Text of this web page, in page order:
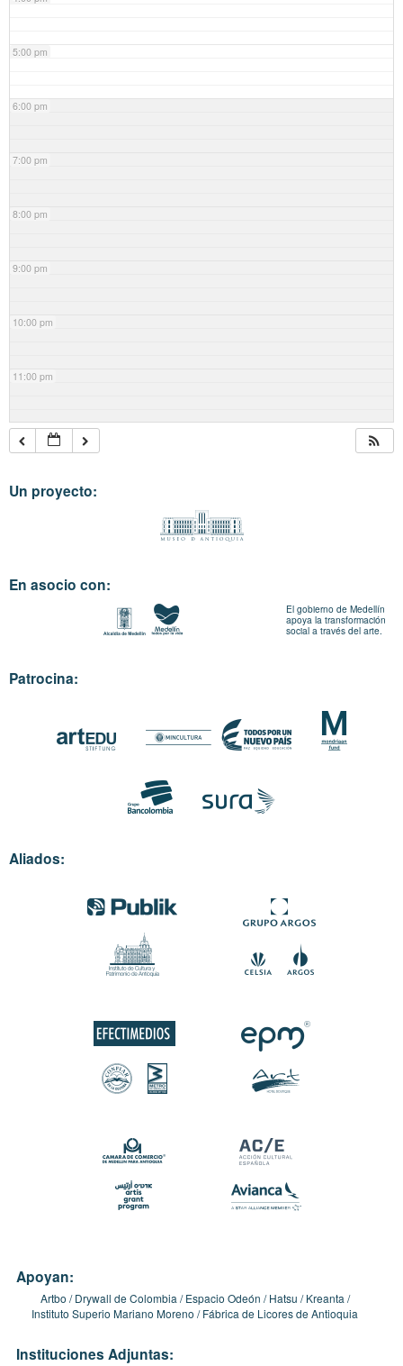
5:00 pm
6:00 pm
7:00 pm
8:00 pm
9:00 pm
10:00 pm
11:00 pm
Un proyecto:
En asocio con:
El gobierno de Medellín
apoya la transformación
social a través del arte.
Patrocina:
Aliados:
Apoyan:
Artbo Drywall de Colombia Espacio Odeón Hatsu
Kreanta
Instituto Superio Mariano Moreno
Fábrica de Licores de Antioquia
Instituciones Adjuntas: